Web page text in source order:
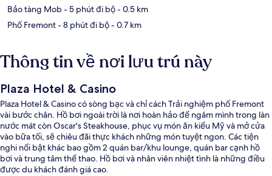
Bảo tàng Mob- 5 phút đi bộ- 0.5 km
Phố Fremont- 8 phút đi bộ- 0.7 km
Thông tin về nơi lưu trú này
Plaza Hotel & Casino
Plaza Hotel & Casino có sòng bạc và chỉ cách Trải nghiệm phố Fremont
vài bước chân. Hồ bơi ngoài trời là nơi hoàn hảo để ngâm mình trong làn
nước mát còn Oscar's Steakhouse, phục vụ món ăn kiểu Mỹ và mở cửa
vào bữa tối, sẽ chiêu đãi thực khách những món tuyệt ngon. Các tiện
nghi nổi bật khác bao gồm 2 quán bar/khu lounge, quán bar cạnh hồ
bơi và trung tâm thể thao. Hồ bơi và nhân viên nhiệt tình là những điều
được du khách đánh giá cao.